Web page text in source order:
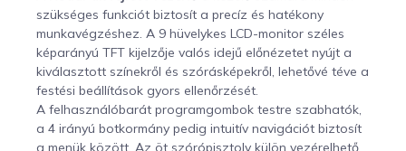
szükséges funkciót biztosít a precíz és hatékony
munkavégzéshez. A 9 hüvelykes LCD-monitor széles
képarányú TFT kijelzője valós idejű előnézetet nyújt a
kiválasztott színekről és szórásképekről, lehetővé téve a
festési beállítások gyors ellenőrzését.
A felhasználóbarát programgombok testre szabhatók,
a 4 irányú botkormány pedig intuitív navigációt biztosít
a menük között. Az öt szórópisztoly külön vezérelhető,